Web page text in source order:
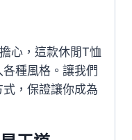
心，這款休閒T恤
種風格。讓我們
，保證讓你成為